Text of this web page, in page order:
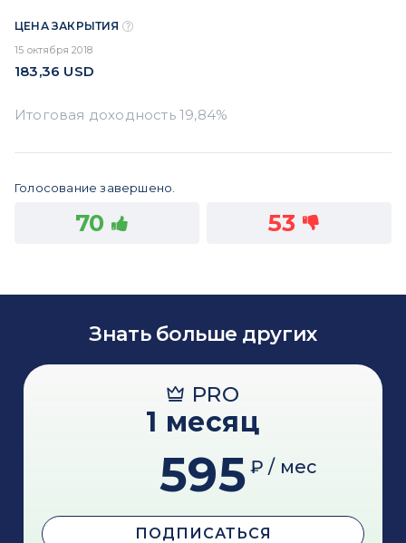
ЦЕНА ЗАКРЫТИЯ
15 октября 2018
183,36 USD
Голосование завершено.
70 53
Знать больше других
PRO
1 месяц
595 ₽ / мес
ПОДПИСАТЬСЯ